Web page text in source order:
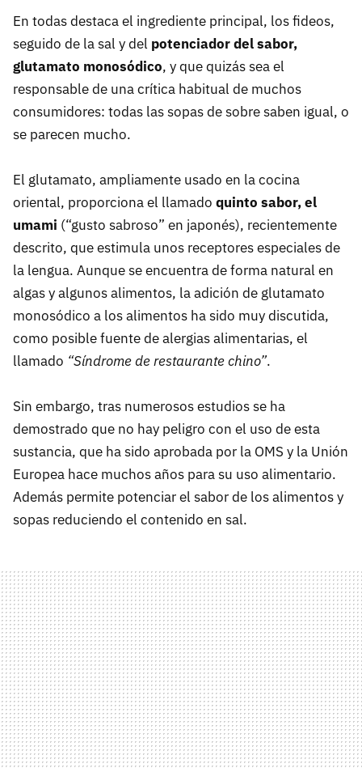
En todas destaca el ingrediente principal, los fideos,
seguido de la sal y del potenciador del sabor,
glutamato monosódico, y que quizás sea el
responsable de una crítica habitual de muchos
consumidores: todas las sopas de sobre saben igual, o
se parecen mucho.
El glutamato, ampliamente usado en la cocina
oriental, proporciona el llamado quinto sabor, el
umami (“gusto sabroso” en japonés), recientemente
descrito, que estimula unos receptores especiales de
la lengua. Aunque se encuentra de forma natural en
algas y algunos alimentos, la adición de glutamato
monosódico a los alimentos ha sido muy discutida,
como posible fuente de alergias alimentarias, el
llamado “Síndrome de restaurante chino”.
Sin embargo, tras numerosos estudios se ha
demostrado que no hay peligro con el uso de esta
sustancia, que ha sido aprobada por la OMS y la Unión
Europea hace muchos años para su uso alimentario.
Además permite potenciar el sabor de los alimentos y
sopas reduciendo el contenido en sal.